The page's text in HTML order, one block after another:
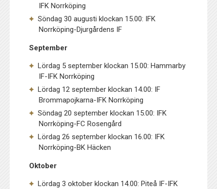
IFK Norrköping
Söndag 30 augusti klockan 15.00: IFK
Norrköping-Djurgårdens IF
September
Lördag 5 september klockan 15.00: Hammarby
IF-IFK Norrköping
Lördag 12 september klockan 14.00: IF
Brommapojkarna-IFK Norrköping
Söndag 20 september klockan 15.00: IFK
Norrköping-FC Rosengård
Lördag 26 september klockan 16.00: IFK
Norrköping-BK Häcken
Oktober
Lördag 3 oktober klockan 14.00: Piteå IF-IFK